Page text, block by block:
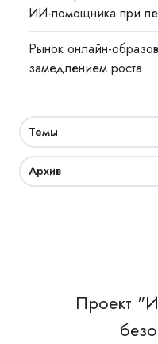
ИИ-помощника при
Рынок онлайн-
замедлением роста
Темы
Архив
Проект